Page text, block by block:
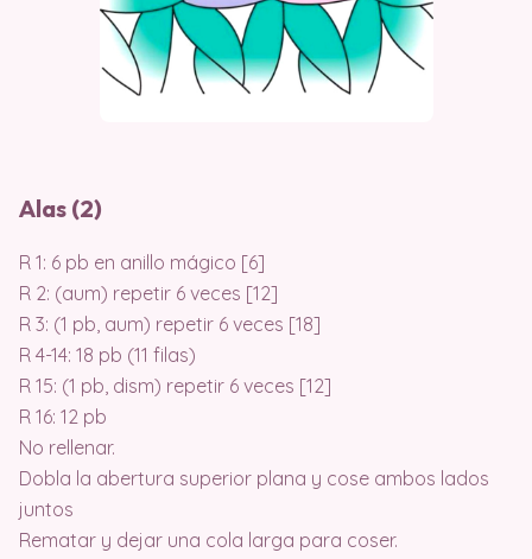
Alas (2)
R 1: 6 pb en anillo mágico [6]
R 2: (aum) repetir 6 veces [12]
R 3: (1 pb, aum) repetir 6 veces [18]
R 4-14: 18 pb (11 filas)
R 15: (1 pb, dism) repetir 6 veces [12]
R 16: 12 pb
No rellenar.
Dobla la abertura superior plana y cose ambos lados
juntos
Rematar y dejar una cola larga para coser.